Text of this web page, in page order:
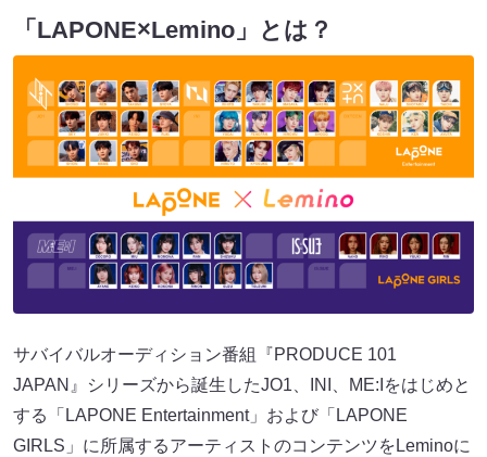
「LAPONE×Lemino」とは？
サバイバルオーディション番組『PRODUCE 101
JAPAN』シリーズから誕生したJO1、INI、ME:Iをはじめと
する「LAPONE Entertainment」および「LAPONE
GIRLS」に所属するアーティストのコンテンツをLeminoに